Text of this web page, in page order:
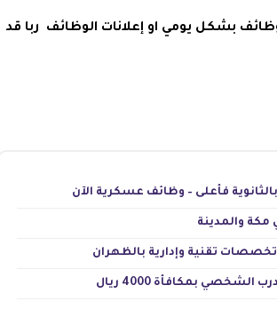
بشكل يومي او إعلانات الوظائف ربا قد
بمكافأة 4000 ريال